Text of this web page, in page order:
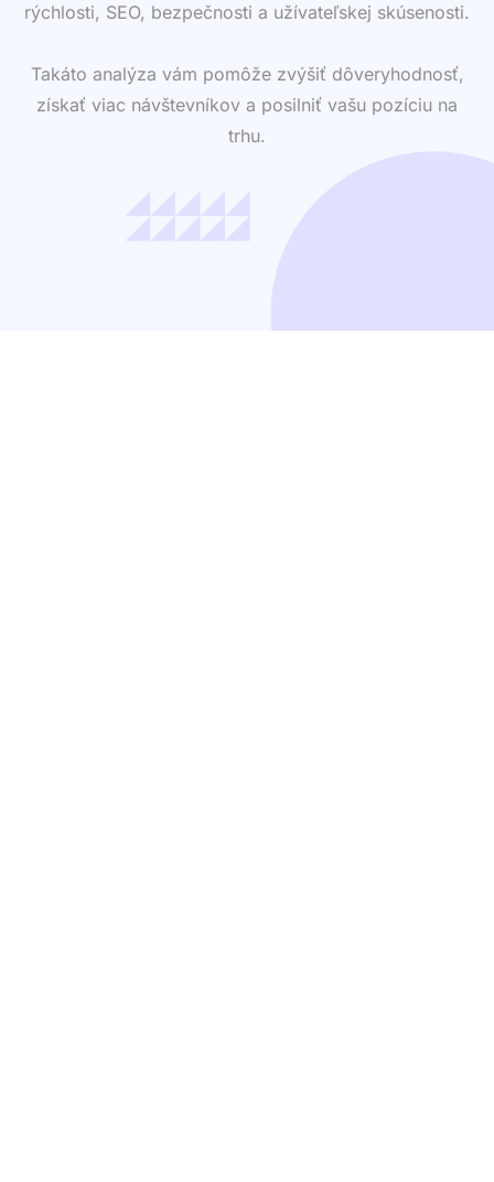
rýchlosti, SEO, bezpečnosti a užívateľskej skúsenosti.
Takáto analýza vám pomôže zvýšiť dôveryhodnosť,
získať viac návštevníkov a posilniť vašu pozíciu na
trhu.